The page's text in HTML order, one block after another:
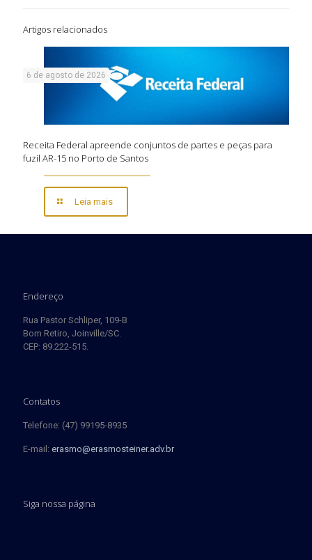
Artigos relacionados
6 de agosto de 2026
Receita Federal apreende conjuntos de partes e peças para
fuzil AR-15 no Porto de Santos
Leia mais
Endereço
Rua Pastor Schliper, 109-B
Bom Retiro, Joinville/SC.
CEP: 89.222-515.
Contatos
Telefone: (47) 99195-8935
E-mail: erasmo@erasmosteiner.adv.br
Siga nossa página